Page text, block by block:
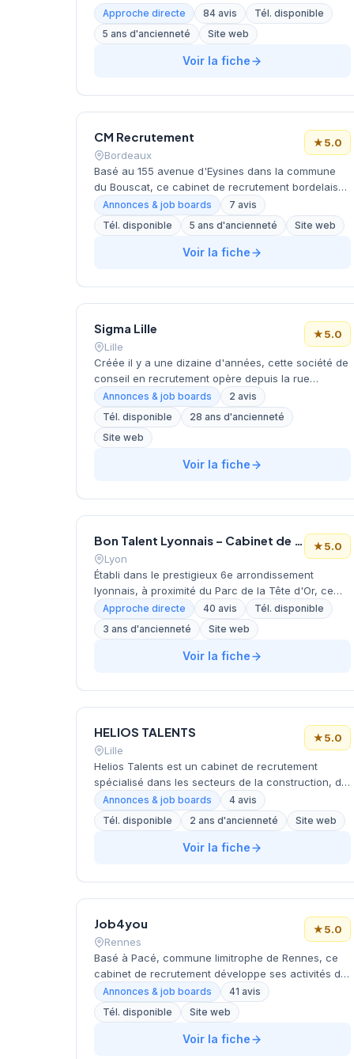
quartier des Batignolles-Ternes sur le boulevard
Malesherbes. Dirigé par BLOND, la structure
accompagne les entreprises dans leurs
recrutements avec une approche personnalisée.
Approche directe 84 avis
Tél. disponible
5 ans d'ancienneté
Site web
Voir la fiche
CM Recrutement
Bordeaux
★5.0
Basé au 155 avenue d'Eysines dans la commune
du Bouscat, ce cabinet de recrutement bordelais
opère sous la direction de Martinez (Peressin). La
structure bénéficie d'une notation maximale de 5
étoiles sur Google, reflétant la satisfaction de sa
clientèle locale. Son positionnement géographique
Annonces & job boards
7 avis
Tél. disponible
5 ans d'ancienneté Site web
Voir la fiche
Sigma Lille
Lille
★5.0
Créée il y a une dizaine d'années, cette société de
conseil en recrutement opère depuis la rue
Nationale dans le centre de Lille. Dirigée par la
famille Maes, elle développe une approche
spécialisée dans les métiers techniques et
technologiques, comme en témoigne son
positionnement sur le secteur tech. L'équipe
accompagne les entreprises régionales dans leurs
tertiaire.
Annonces & job boards
2 avis
Tél. disponible
28 ans d'ancienneté
Site web
Voir la fiche
Bon Talent Lyonnais – Cabinet de Conseil en Recrutement Spécialisé
Lyon
★5.0
Établi dans le prestigieux 6e arrondissement
lyonnais, à proximité du Parc de la Tête d'Or, ce
cabinet de recrutement développe ses activités
sous la direction de David de Beublain. La structure
propose ses services de recrutement et de conseil
RH aux entreprises de la métropole lyonnaise
excellente réputation avec une note maximale de
5/5 basée sur 40 avis clients.
Approche directe 40 avis
Tél. disponible
3 ans d'ancienneté
Site web
Voir la fiche
HELIOS TALENTS
Lille
★5.0
Helios Talents est un cabinet de recrutement
spécialisé dans les secteurs de la construction, du
BTP et du facility management, basé à Lille. Le
cabinet propose 164 offres d'emploi couvrant tous
les niveaux de qualification, des ouvriers aux
ingénieurs et responsables, avec une présence
Annonces & job boards
4 avis
Tél. disponible
2 ans d'ancienneté Site web
Voir la fiche
Job4you
Rennes
★5.0
Basé à Pacé, commune limitrophe de Rennes, ce
cabinet de recrutement développe ses activités de
placement depuis son siège du 10 Rue Jean
Baptiste Guérin. L'agence affiche une notation
maximale de 5/5 étoiles sur la base de 41 avis
clients Google, témoignant de la satisfaction de sa
Annonces & job boards
41 avis
Tél. disponible
Site web
Voir la fiche